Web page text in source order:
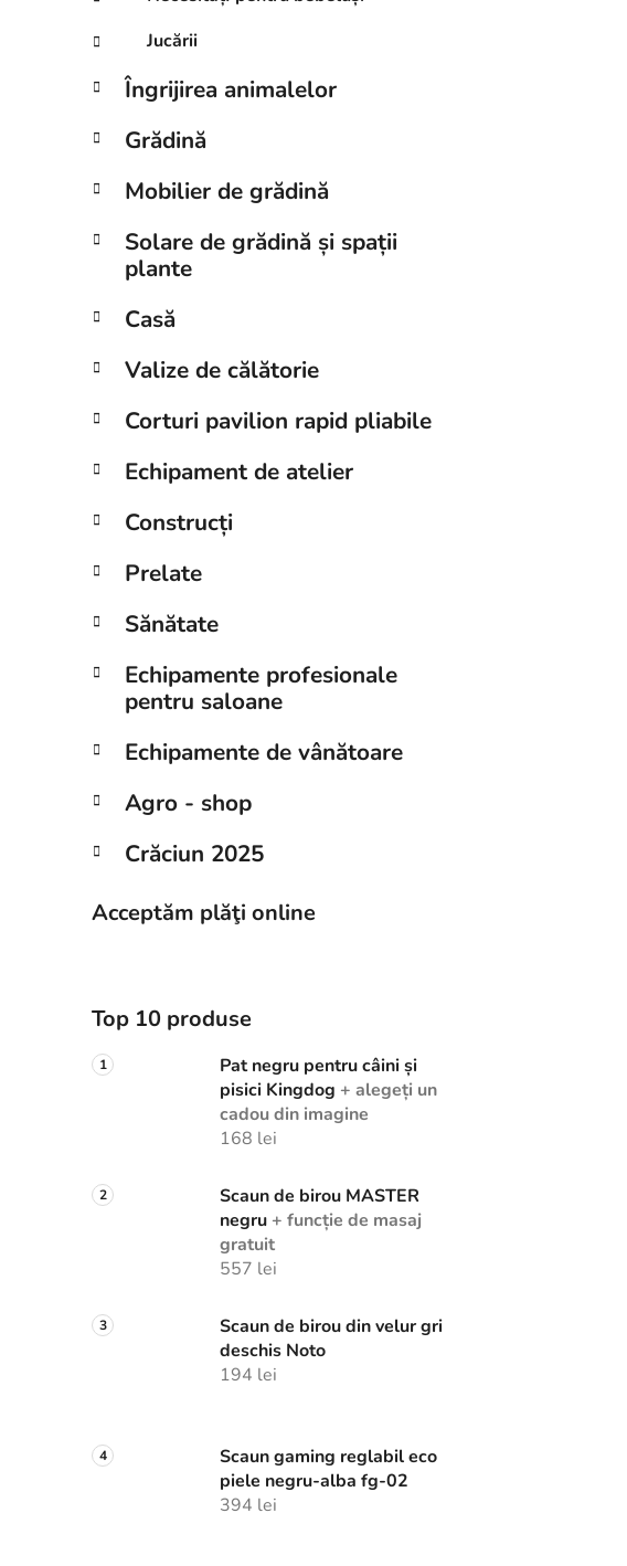
Jucării
Îngrijirea animalelor
Grădină
Mobilier de grădină
Solare de grădină și spații
plante
Casă
Valize de călătorie
Corturi pavilion rapid pliabile
Echipament de atelier
Construcți
Prelate
Sănătate
Echipamente profesionale
pentru saloane
Echipamente de vânătoare
Agro - shop
Crăciun 2025
Acceptăm plăţi online
Top 10 produse
Pat negru pentru câini și
pisici Kingdog + alegeți un
cadou din imagine
168 lei
Scaun de birou MASTER
negru + funcție de masaj
gratuit
557 lei
Scaun de birou din velur gri
deschis Noto
194 lei
Scaun gaming reglabil eco
piele negru-alba fg-02
394 lei